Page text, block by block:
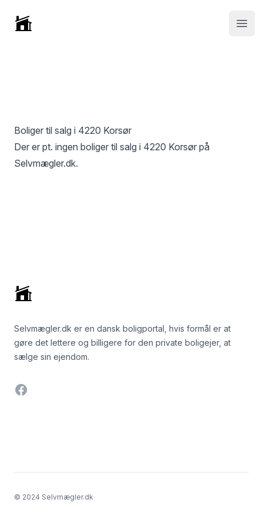
Selvmægler
Boliger til salg i 4220 Korsør
Der er pt. ingen boliger til salg i 4220 Korsør på
Selvmægler.dk.
Selvmægler.dk er en dansk boligportal, hvis formål er at
gøre det lettere og billigere for den private boligejer, at
sælge sin ejendom.
Facebook
© 2024 Selvmægler.dk